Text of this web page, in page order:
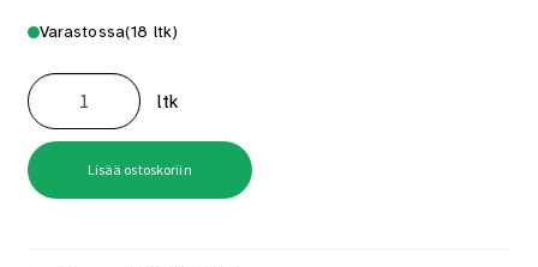
Varastossa(18 ltk)
Rapid
Sinkilä
53/6mm
2500
kpl/ltk
määrä
ltk
Lisää ostoskoriin